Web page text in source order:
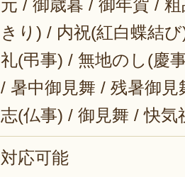
元 / 御歳暮 / 御年賀 /
きり) / 内祝(紅白蝶結
礼(弔事) / 無地のし(慶
/ 暑中御見舞 / 残暑御
志(仏事) / 御見舞 / 快気
対応可能